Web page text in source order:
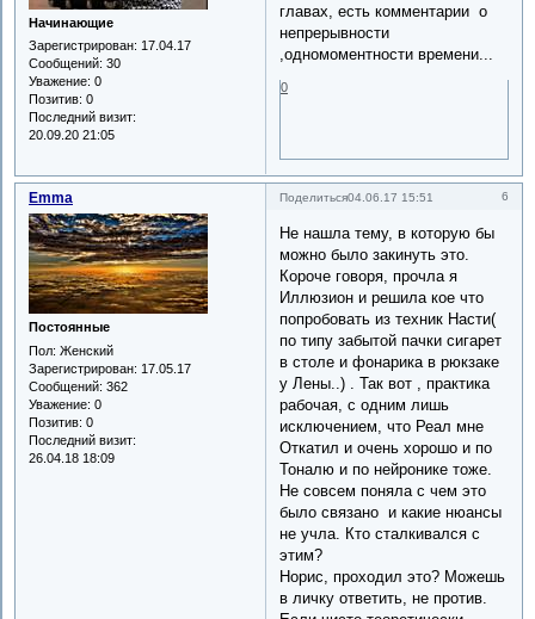
Начинающие
Зарегистрирован: 17.04.17
Сообщений: 30
Уважение: 0
Позитив: 0
Последний визит:
20.09.20 21:05
главах, есть комментарии о
непрерывности
,одномоментности времени...
0
Поделиться 6
04.06.17 15:51
Emma
Постоянные
Пол: Женский
Зарегистрирован: 17.05.17
Сообщений: 362
Уважение: 0
Позитив: 0
Последний визит:
26.04.18 18:09
Не нашла тему, в которую бы
можно было закинуть это.
Короче говоря, прочла я
Иллюзион и решила кое что
попробовать из техник Насти(
по типу забытой пачки сигарет
в столе и фонарика в рюкзаке
у Лены..) . Так вот , практика
рабочая, с одним лишь
исключением, что Реал мне
Откатил и очень хорошо и по
Тоналю и по нейронике тоже.
Не совсем поняла с чем это
было связано и какие нюансы
не учла. Кто сталкивался с
этим?
Норис, проходил это? Можешь
в личку ответить, не против.